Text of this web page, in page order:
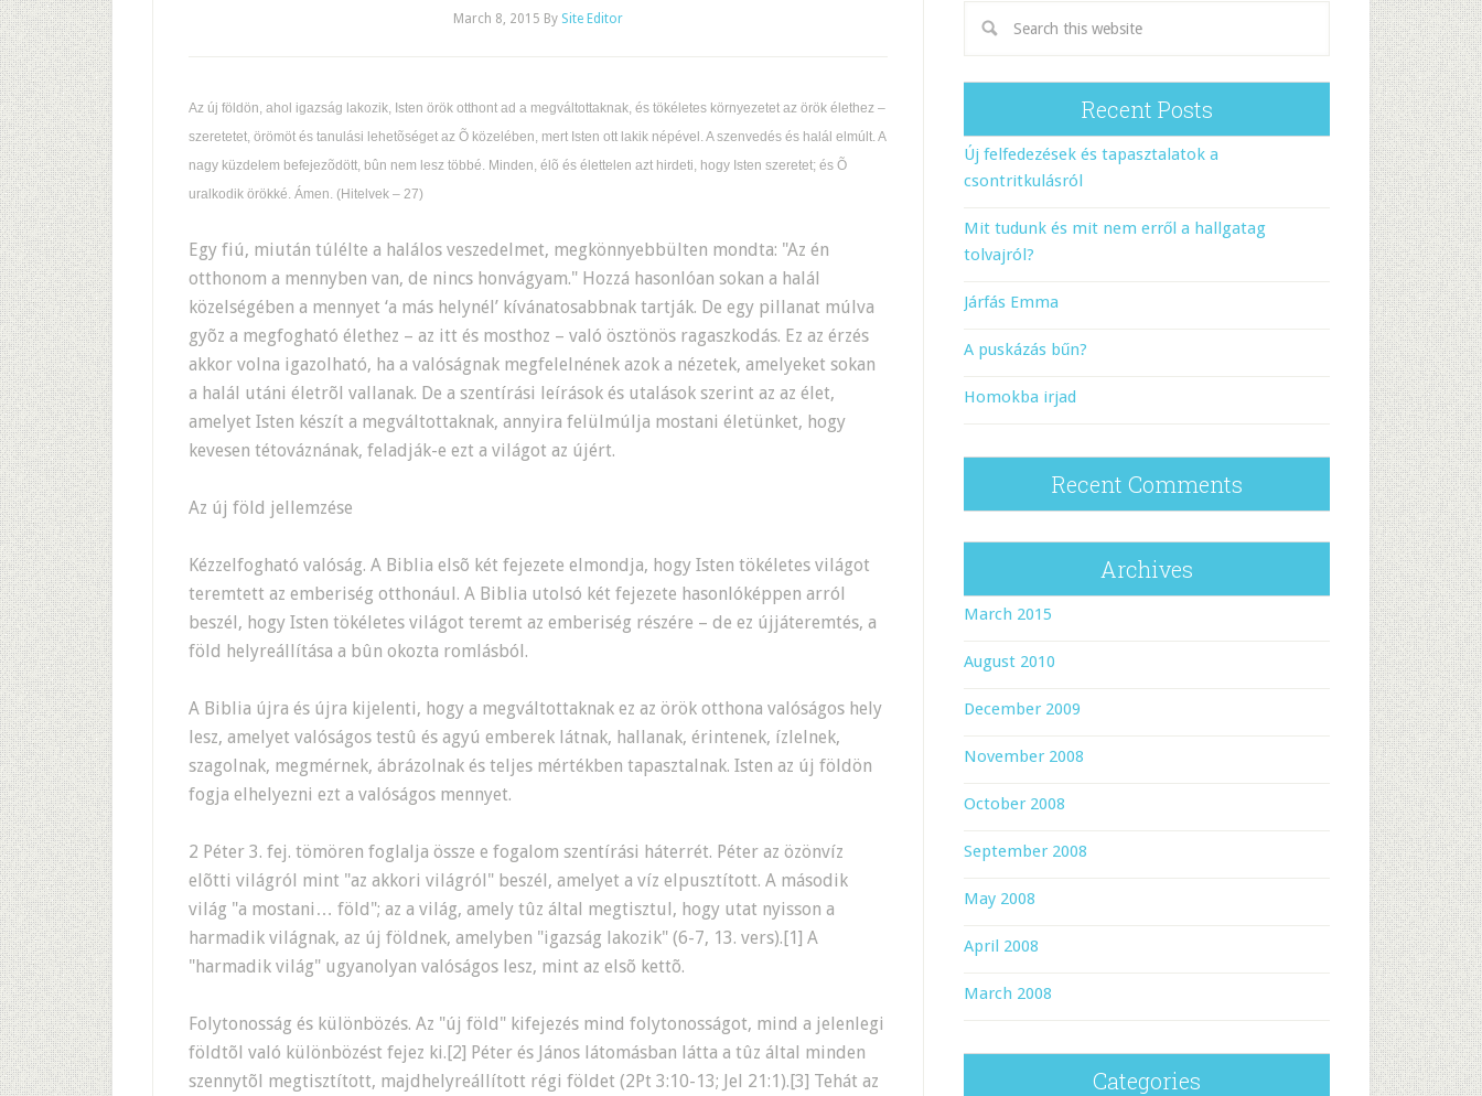
March 8, 2015 By Site Editor
Az új földön, ahol igazság lakozik, Isten örök otthont ad a megváltottaknak, és tökéletes környezetet az örök élethez –
szeretetet, örömöt és tanulási lehetõséget az Õ közelében, mert Isten ott lakik népével. A szenvedés és halál elmúlt. A
nagy küzdelem befejezõdött, bûn nem lesz többé. Minden, élõ és élettelen azt hirdeti, hogy Isten szeretet; és Õ
uralkodik örökké. Ámen. (Hitelvek – 27)
Egy fiú, miután túlélte a halálos veszedelmet, megkönnyebbülten mondta: "Az én
otthonom a mennyben van, de nincs honvágyam." Hozzá hasonlóan sokan a halál
közelségében a mennyet ‘a más helynél’ kívánatosabbnak tartják. De egy pillanat múlva
gyõz a megfogható élethez – az itt és mosthoz – való ösztönös ragaszkodás. Ez az érzés
akkor volna igazolható, ha a valóságnak megfelelnének azok a nézetek, amelyeket sokan
a halál utáni életrõl vallanak. De a szentírási leírások és utalások szerint az az élet,
amelyet Isten készít a megváltottaknak, annyira felülmúlja mostani életünket, hogy
kevesen tétováznának, feladják-e ezt a világot az újért.
Az új föld jellemzése
Kézzelfogható valóság. A Biblia elsõ két fejezete elmondja, hogy Isten tökéletes világot
teremtett az emberiség otthonául. A Biblia utolsó két fejezete hasonlóképpen arról
beszél, hogy Isten tökéletes világot teremt az emberiség részére – de ez újjáteremtés, a
föld helyreállítása a bûn okozta romlásból.
A Biblia újra és újra kijelenti, hogy a megváltottaknak ez az örök otthona valóságos hely
lesz, amelyet valóságos testû és agyú emberek látnak, hallanak, érintenek, ízlelnek,
szagolnak, megmérnek, ábrázolnak és teljes mértékben tapasztalnak. Isten az új földön
fogja elhelyezni ezt a valóságos mennyet.
2 Péter 3. fej. tömören foglalja össze e fogalom szentírási háterrét. Péter az özönvíz
elõtti világról mint "az akkori világról" beszél, amelyet a víz elpusztított. A második
világ "a mostani… föld"; az a világ, amely tûz által megtisztul, hogy utat nyisson a
harmadik világnak, az új földnek, amelyben "igazság lakozik" (6-7, 13. vers).[1] A
"harmadik világ" ugyanolyan valóságos lesz, mint az elsõ kettõ.
Folytonosság és különbözés. Az "új föld" kifejezés mind folytonosságot, mind a jelenlegi
földtõl való különbözést fejez ki.[2] Péter és János látomásban látta a tûz által minden
szennytõl megtisztított, majdhelyreállított régi földet (2Pt 3:10-13; Jel 21:1).[3] Tehát az
Recent Posts
Új felfedezések és tapasztalatok a
csontritkulásról
Mit tudunk és mit nem erről a hallgatag
tolvajról?
Járfás Emma
A puskázás bűn?
Homokba irjad
Recent Comments
Archives
March 2015
August 2010
December 2009
November 2008
October 2008
September 2008
May 2008
April 2008
March 2008
Categories